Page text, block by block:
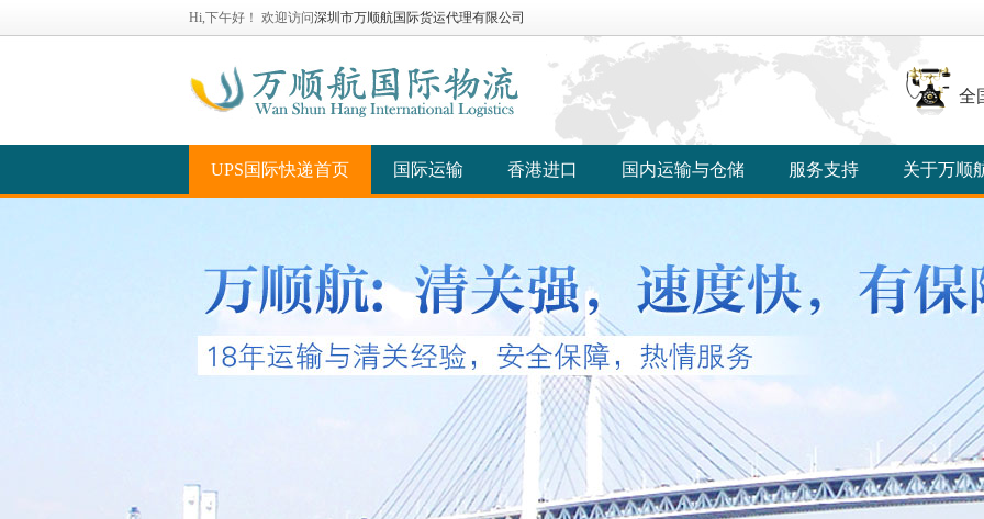
Hi,下午好！ 欢迎访问深圳市万顺航国际货运代理有限公司
全
UPS国际快递首页 国际运输 香港进口 国内运输与仓储 服务支持 关于万顺